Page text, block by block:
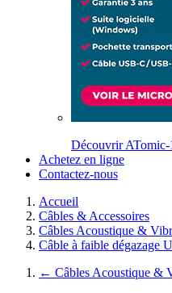
Découvrir ATomic-
Achetez en ligne
Contactez-nous
Accueil
Câbles & Accessoires
Câbles Acoustique &
Câble à faible dégazage
← Câbles Acoustique &